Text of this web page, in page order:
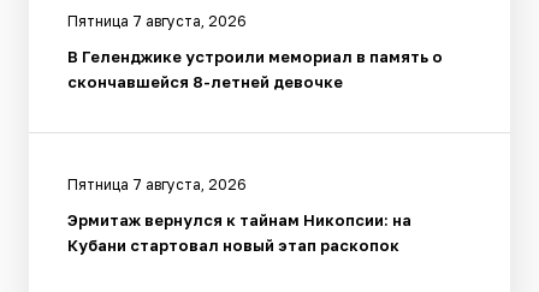
Пятница 7 августа, 2026
В Геленджике устроили мемориал в память о
скончавшейся 8-летней девочке
Пятница 7 августа, 2026
Эрмитаж вернулся к тайнам Никопсии: на
Кубани стартовал новый этап раскопок